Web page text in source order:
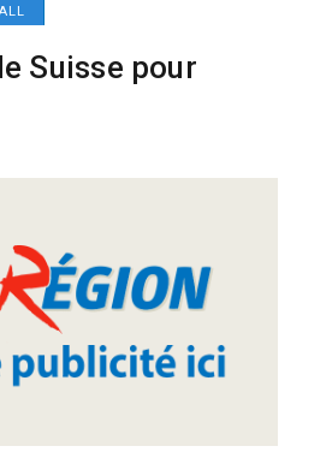
Suisse pour